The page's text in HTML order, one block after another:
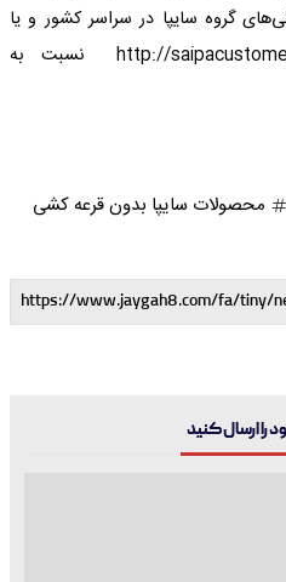
گروه سایپا در سراسر کشور و یا
نشانی اینترنتی http://saipacustomer.iranecar.com نسبت به
محصولات سایپا بدون قرعه کشی
را ارسال کنید